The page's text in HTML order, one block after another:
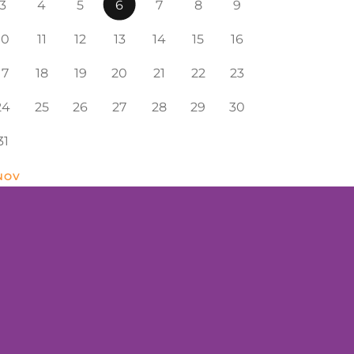
4 5 6 7 8 9
11 12 13 14 15 16
18 19 20 21 22 23
25 26 27 28 29 30